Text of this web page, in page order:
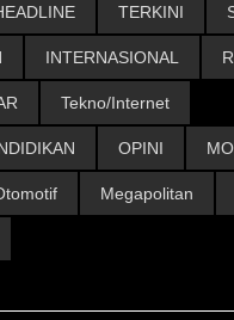
TERKINI
INTERNASIONAL
Tekno/Internet
OPINI
Megapolitan